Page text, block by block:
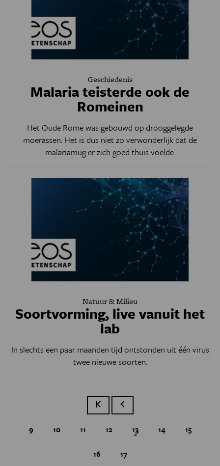
Geschiedenis
Malaria teisterde ook de
Romeinen
Het Oude Rome was gebouwd op drooggelegde
moerassen. Het is dus niet zo verwonderlijk dat de
malariamug er zich goed thuis voelde.
Natuur & Milieu
Soortvorming, live vanuit het
lab
In slechts een paar maanden tijd ontstonden uit één virus
twee nieuwe soorten.
Paginatie
Eerste paginaVorige pagina
Page
9 Page
10 Page
11 Page
12 Huidige pagina
13 Page
14 Page
15
Page
16 Page
17